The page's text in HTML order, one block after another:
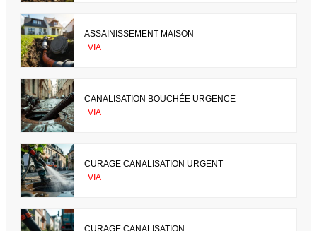
ASSAINISSEMENT MAISON
VIA
CANALISATION BOUCHÉE URGENCE
VIA
CURAGE CANALISATION URGENT
VIA
CURAGE CANALISATION